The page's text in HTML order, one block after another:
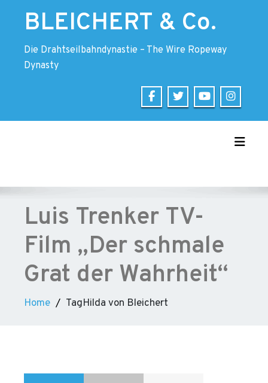
BLEICHERT & Co.
Die Drahtseilbahndynastie – The Wire Ropeway
Dynasty
Luis Trenker TV-
Film „Der schmale
Grat der Wahrheit“
Home TagHilda von Bleichert